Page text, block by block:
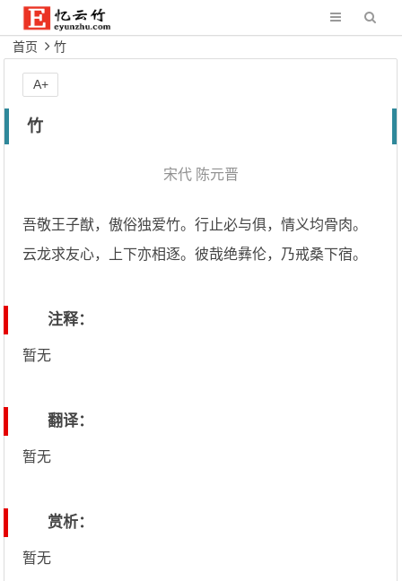
首页 竹
竹
宋代 陈元晋
吾敬王子猷，傲俗独爱竹。行止必与俱，情义均骨肉。
云龙求友心，上下亦相逐。彼哉绝彝伦，乃戒桑下宿。
注释：
暂无
翻译：
暂无
赏析：
暂无
A+